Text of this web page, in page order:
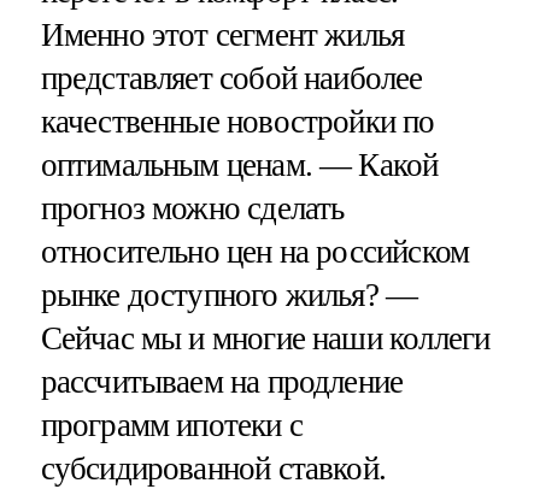
Именно этот сегмент жилья
представляет собой наиболее
качественные новостройки по
оптимальным ценам. — Какой
прогноз можно сделать
относительно цен на российском
рынке доступного жилья? —
Сейчас мы и многие наши коллеги
рассчитываем на продление
программ ипотеки с
субсидированной ставкой.